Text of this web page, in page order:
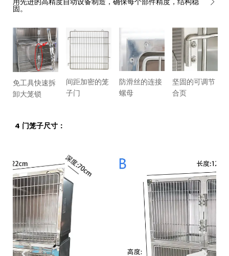
固。
免工具快速拆
卸大笼锁
间距加密的笼
子门
防滑丝的连接
螺母
坚固的可调节
合页
4 门笼子尺寸：